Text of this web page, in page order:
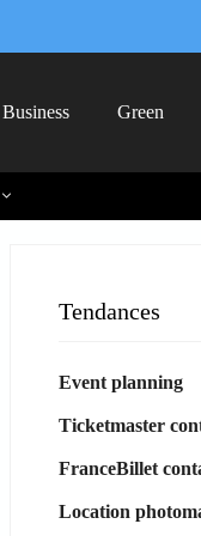
Business Green
Tendances
Event planning
Ticketmaster
FranceBillet
Location